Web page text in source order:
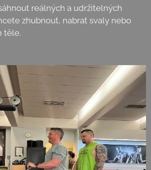
reálných a udržitelných
zhubnout, nabrat svaly nebo
těle.